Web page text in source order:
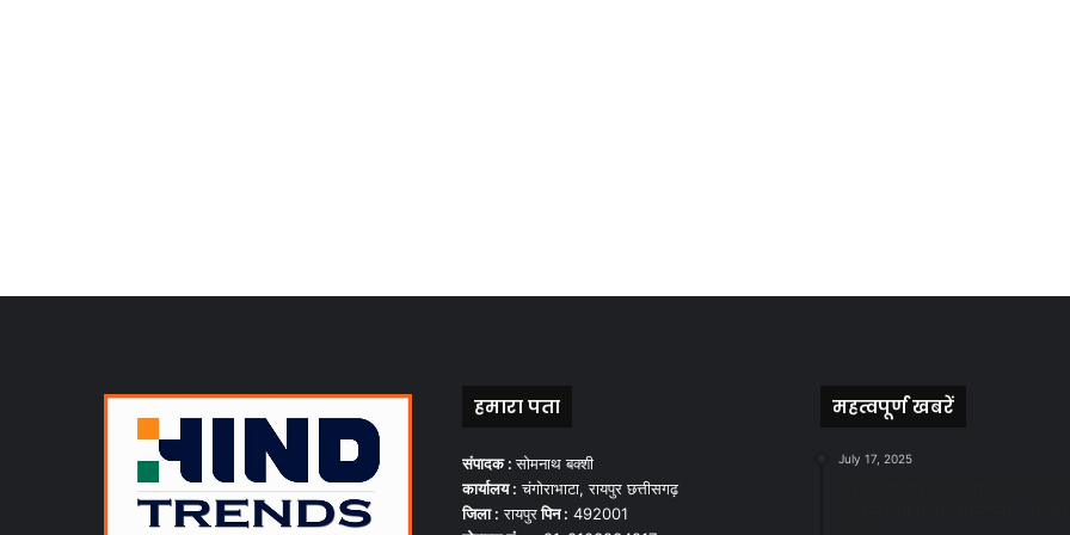
हमारा पता
संपादक :सोमनाथ बक्शी
कार्यालय : चंगोराभाटा, रायपुर छत्तीसगढ़
जिला : रायपुरपिन : 492001
महत्वपूर्ण खबरें
July 17, 2025